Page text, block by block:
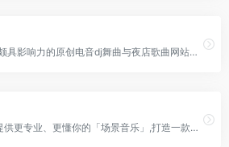
DJ音乐网是一个颇具影响力的原创电音dj舞曲与夜店歌曲网站，提供DJ舞曲下载，DJ音乐上传，共同分享DJ舞曲超劲爆的快感，体验最时尚的慢摇舞曲，最流行的嗨曲文化，在嗨曲嗨歌里找到属于你我的DJ网站。
千千音乐致力于提供更专业、更懂你的「场景音乐」,打造一款个性化、智能化的音乐伴侣产品,让你感受音乐本身的魅力。这里有来自不同国家的数百名音乐设计师,为你提供更好的音乐服务。